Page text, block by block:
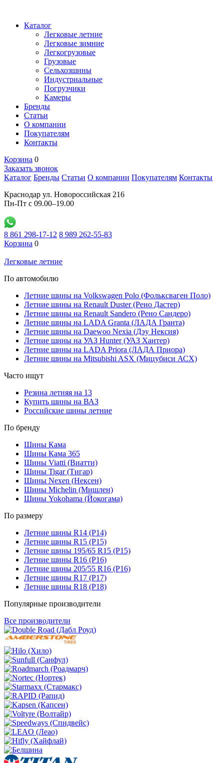
Каталог
Легковые летние
Легковые зимние
Легкогрузовые
Грузовые
Сельхозшины
Индустриальные
Погрузчики
Камеры
Бренды
Статьи
О компании
Покупателям
Контакты
Корзина 0
Заказать звонок
Каталог Бренды Статьи О компании Покупателям Контакты
Краснодар ул. Новороссийская 216
Пн-Пт с 09.00–19.00
8 861 298-17-12 8 989 262-55-83
Корзина 0
Легковые летние
По автомобилю
Летние шины на Volkswagen Polo (Фольксваген Поло)
Летние шины на Renault Duster (Рено Дастер)
Летние шины на Renault Sandero (Рено Сандеро)
Летние шины на LADA Granta (ЛАДА Гранта)
Летние шины на Daewoo Nexia (Дэу Нексия)
Летние шины на УАЗ Hunter (УАЗ Хантер)
Летние шины на LADA Priora (ЛАДА Приора)
Летние шины на Mitsubishi ASX (Мицубиси АСХ)
Часто ищут
Резина летняя на 13
Купить шины на ВАЗ
Российские шины летние
По бренду
Шины Кама
Шины Кама 365
Шины Viatti (Виатти)
Шины Tigar (Тигар)
Шины Nexen (Нексен)
Шины Michelin (Мишлен)
Шины Yokohama (Йокогама)
По размеру
Летние шины R14 (Р14)
Летние шины R15 (Р15)
Летние шины 195/65 R15 (Р15)
Летние шины R16 (Р16)
Летние шины 205/55 R16 (Р16)
Летние шины R17 (Р17)
Летние шины R18 (Р18)
Популярные производители
Все производители